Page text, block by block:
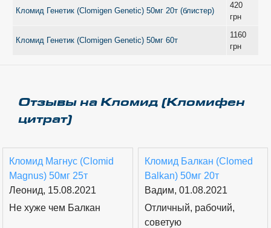
Кломид Генетик (Clomigen Genetic) 50мг 20т (блистер)
420
грн
Кломид Генетик (Clomigen Genetic) 50мг 60т
1160
грн
Отзывы на Кломид (Кломифен
цитрат)
Кломид Магнус (Clomid
Magnus) 50мг 25т
Леонид, 15.08.2021
Не хуже чем Балкан
Кломид Балкан (Clomed
Balkan) 50мг 20т
Вадим, 01.08.2021
Отличный, рабочий,
советую